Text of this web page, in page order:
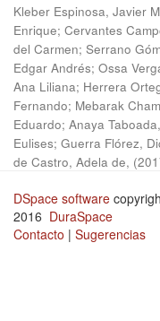
Kleber Espinosa, Javier
Enrique; Cervantes
del Carmen; Serrano
Edgar Andrés; Ossa
Ana Liliana; Herrera
Fernando; Mebarak
Eduardo; Anaya
Eulises; Guerra Flórez,
de Castro, Adela de, (
DSpace software
2016 DuraSpace
Contacto | Sugerencias